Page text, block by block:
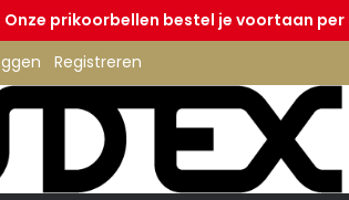
prikoorbellen bestel je voortaan
Registreren